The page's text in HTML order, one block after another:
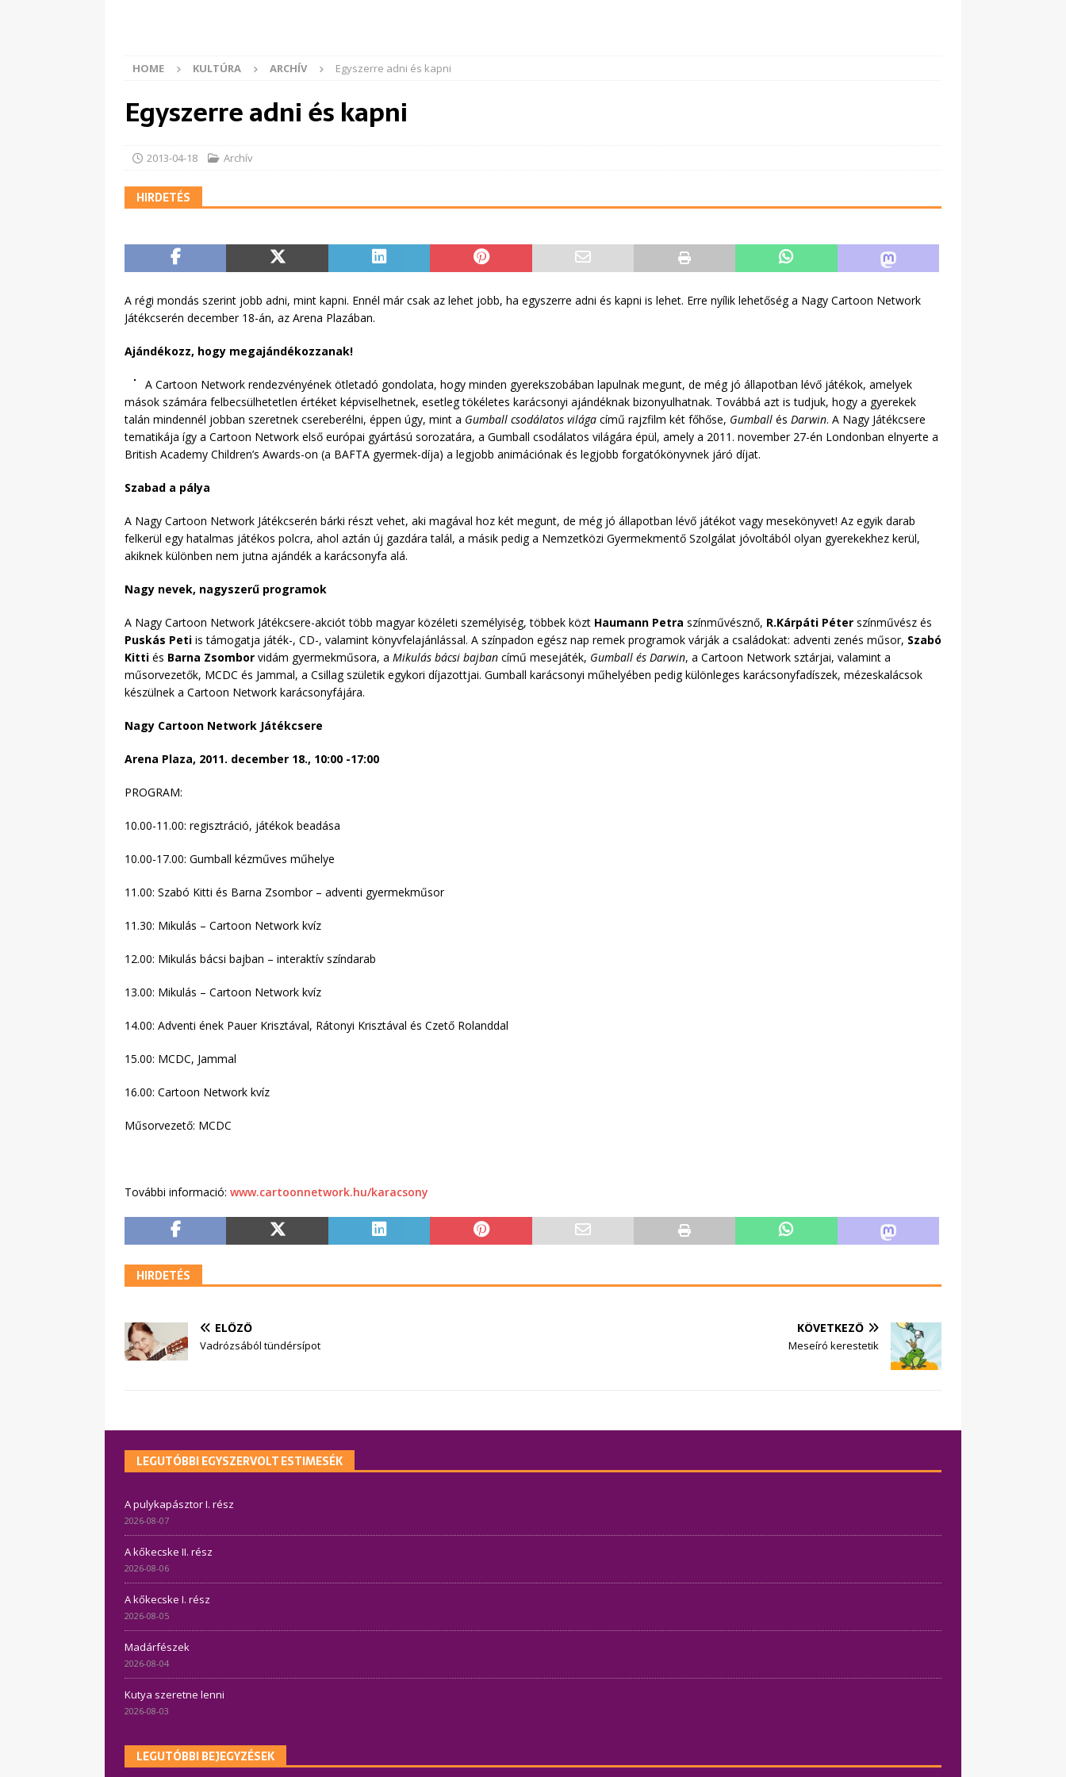
HOME KULTÚRA ARCHÍV Egyszerre adni és kapni
Egyszerre adni és kapni
2013-04-18 Archív
HIRDETÉS
A régi mondás szerint jobb adni, mint kapni. Ennél már csak az lehet jobb, ha egyszerre adni és kapni is lehet. Erre nyílik lehetőség a Nagy Cartoon Network
Játékcserén december 18-án, az Arena Plazában.
Ajándékozz, hogy megajándékozzanak!
A Cartoon Network rendezvényének ötletadó gondolata, hogy minden gyerekszobában lapulnak megunt, de még jó állapotban lévő játékok, amelyek
mások számára felbecsülhetetlen értéket képviselhetnek, esetleg tökéletes karácsonyi ajándéknak bizonyulhatnak. Továbbá azt is tudjuk, hogy a gyerekek
talán mindennél jobban szeretnek csereberélni, éppen úgy, mint a Gumball csodálatos világa című rajzfilm két főhőse, Gumball és Darwin. A Nagy Játékcsere
tematikája így a Cartoon Network első európai gyártású sorozatára, a Gumball csodálatos világára épül, amely a 2011. november 27-én Londonban elnyerte a
British Academy Children’s Awards-on (a BAFTA gyermek-díja) a legjobb animációnak és legjobb forgatókönyvnek járó díjat.
Szabad a pálya
A Nagy Cartoon Network Játékcserén bárki részt vehet, aki magával hoz két megunt, de még jó állapotban lévő játékot vagy mesekönyvet! Az egyik darab
felkerül egy hatalmas játékos polcra, ahol aztán új gazdára talál, a másik pedig a Nemzetközi Gyermekmentő Szolgálat jóvoltából olyan gyerekekhez kerül,
akiknek különben nem jutna ajándék a karácsonyfa alá.
Nagy nevek, nagyszerű programok
A Nagy Cartoon Network Játékcsere-akciót több magyar közéleti személyiség, többek közt Haumann Petra színművésznő, R.Kárpáti Péter színművész és
Puskás Peti is támogatja játék-, CD-, valamint könyvfelajánlással. A színpadon egész nap remek programok várják a családokat: adventi zenés műsor, Szabó
Kitti és Barna Zsombor vidám gyermekműsora, a Mikulás bácsi bajban című mesejáték, Gumball és Darwin, a Cartoon Network sztárjai, valamint a
műsorvezetők, MCDC és Jammal, a Csillag születik egykori díjazottjai. Gumball karácsonyi műhelyében pedig különleges karácsonyfadíszek, mézeskalácsok
készülnek a Cartoon Network karácsonyfájára.
Nagy Cartoon Network Játékcsere
Arena Plaza, 2011. december 18., 10:00 -17:00
PROGRAM:
10.00-11.00: regisztráció, játékok beadása
10.00-17.00: Gumball kézműves műhelye
11.00: Szabó Kitti és Barna Zsombor – adventi gyermekműsor
11.30: Mikulás – Cartoon Network kvíz
12.00: Mikulás bácsi bajban – interaktív színdarab
13.00: Mikulás – Cartoon Network kvíz
14.00: Adventi ének Pauer Krisztával, Rátonyi Krisztával és Czető Rolanddal
15.00: MCDC, Jammal
16.00: Cartoon Network kvíz
Műsorvezető: MCDC
További informació: www.cartoonnetwork.hu/karacsony
HIRDETÉS
ELŐZŐ
Vadrózsából tündérsípot
KÖVETKEZŐ
Meseíró kerestetik
LEGUTÓBBI EGYSZERVOLT ESTIMESÉK
A pulykapásztor I. rész
2026-08-07
A kőkecske II. rész
2026-08-06
A kőkecske I. rész
2026-08-05
Madárfészek
2026-08-04
Kutya szeretne lenni
2026-08-03
LEGUTÓBBI BEJEGYZÉSEK